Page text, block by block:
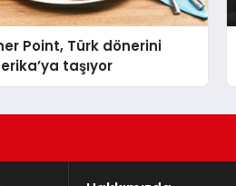
Point, Türk dönerini
taşıyor